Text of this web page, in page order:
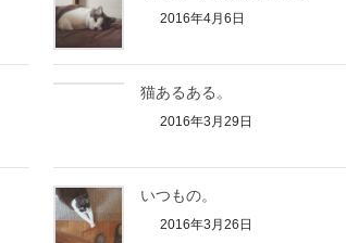
2016年4月6日
猫あるある。
2016年3月29日
いつもの。
2016年3月26日